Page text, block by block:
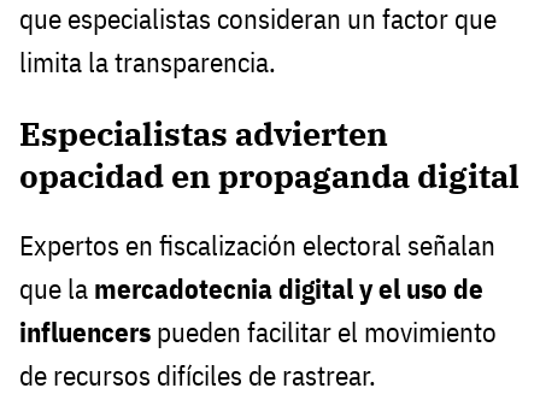
que especialistas consideran un factor que
limita la transparencia.
Especialistas advierten
opacidad en propaganda digital
Expertos en fiscalización electoral señalan
que la mercadotecnia digital y el uso de
influencers pueden facilitar el movimiento
de recursos difíciles de rastrear.